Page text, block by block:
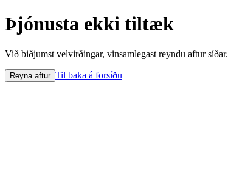
Þjónusta ekki tiltæk
Við biðjumst velvirðingar, vinsamlegast reyndu aftur síðar.
Reyna aftur Til baka á forsíðu